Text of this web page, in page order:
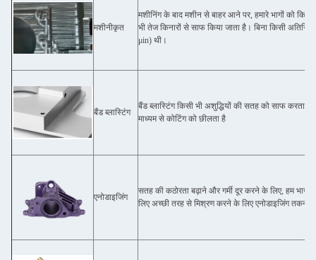
मशीनीकृत
मशीनिंग के बाद मशीन से बाहर आने पर, हमारे भागों को
भी तेज किनारों से साफ किया जाता है। बिना किसी
μin) थी।
बैंड ब्लास्टिंग
बैंड ब्लास्टिंग किसी भी अशुद्धियों की सतह को साफ करता है
माध्यम से कोटिंग को छीलता है
एनोडाइजिंग
सतह की कठोरता बढ़ाने और गर्मी दूर करने के लिए, हम
लिए अच्छी तरह से मिश्रण करने के लिए एनोडाइजिंग